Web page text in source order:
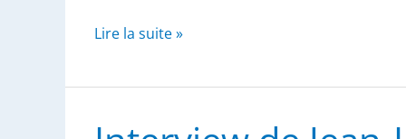
Lettre
–
Lire la suite »